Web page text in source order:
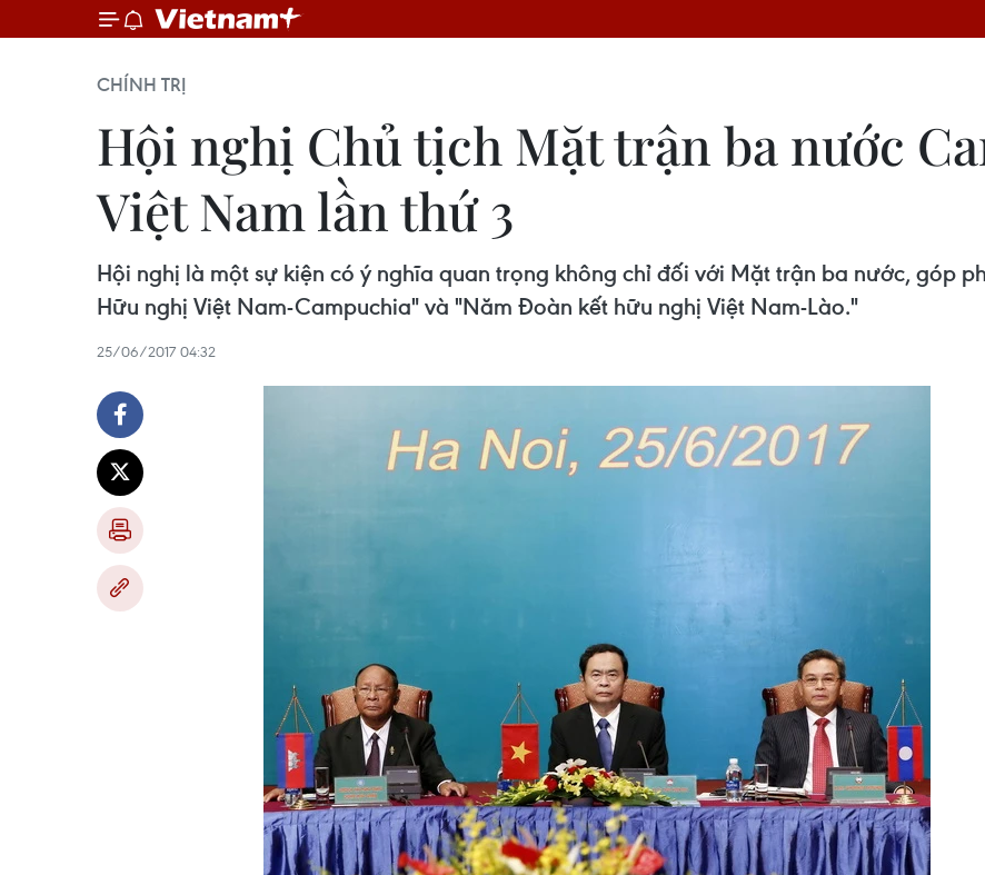
CHÍNH TRỊ
Hội nghị Chủ tịch Mặt trận ba nước
Việt Nam lần thứ 3
Hội nghị là một sự kiện có ý nghĩa quan trọng không chỉ đối với Mặt trận ba nước, góp
Hữu nghị Việt Nam-Campuchia" và "Năm Đoàn kết hữu nghị Việt Nam-Lào."
25/06/2017 04:32